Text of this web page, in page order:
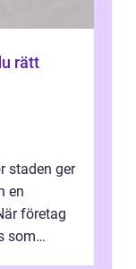
staden ger
en
företag
som